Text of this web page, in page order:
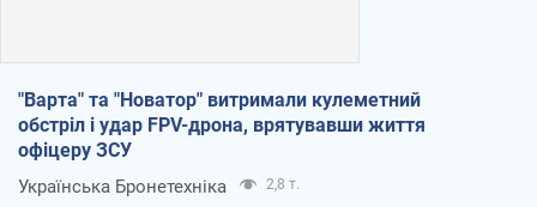
"Варта" та "Новатор" витримали кулеметний
обстріл і удар FPV-дрона, врятувавши життя
офіцеру ЗСУ
Українська Бронетехніка 2,8 т.